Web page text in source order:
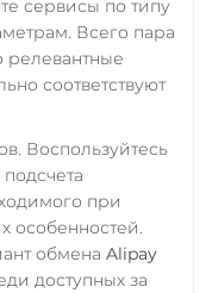
QR RUB
УкрСиббанк UAH
Фридом Банк KZT
Центр Кредит KZT
Элкарт KGS
сервисы по типу
Всего пара
релевантные
соответствуют
Воспользуйтесь
при
особенностей.
обмена Alipay
доступных за